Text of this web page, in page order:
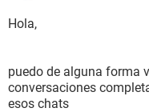
Hola,
puedo de alguna forma
conversaciones
esos chats